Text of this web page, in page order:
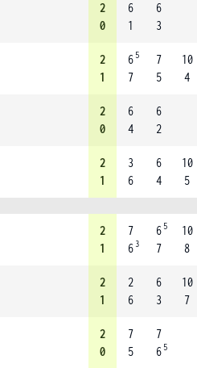
2
0
6
1
6
3
2
1
6 5
7
7
5
10
4
2
0
6
4
6
2
2
1
3
6
6
4
10
5
2
1
7
6 3
6 5
7
10
8
2
1
2
6
6
3
10
7
2
0
7
5
7
6 5